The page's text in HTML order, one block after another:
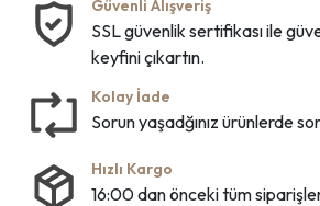
Güvenli Alışveriş
SSL güvenlik sertifikası ile
keyfini çıkartın.
Kolay İade
Sorun yaşadğınız ürünlerde
Hızlı Kargo
16:00 dan önceki tüm